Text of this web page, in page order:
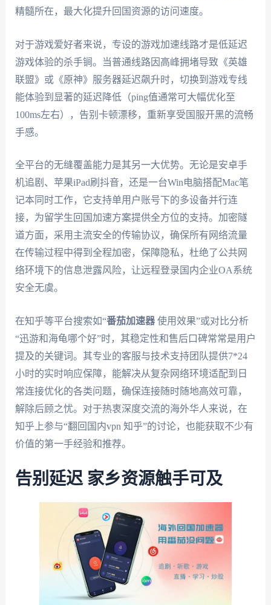
精髓所在，最大化提升回国资源的访问速度。
对于游戏爱好者来说，专设的游戏加速线路才是低延迟
游戏体验的杀手锏。当普通线路因高峰拥堵导致《英雄
联盟》或《原神》服务器延迟飙升时，切换到游戏专线
能体验到显著的延迟降低（ping值通常可大幅优化至
100ms左右），告别卡顿漂移，重新享受国服开黑的流畅
手感。
全平台的无缝覆盖能力是其另一大优势。无论是安卓手
机追剧、苹果iPad刷抖音，还是一台Win电脑搭配Mac笔
记本同时工作，它支持单用户账号下的多设备并行连
接，为留学生回国加速方案提供全方位的支持。加密隧
道方面，采用主流安全的传输协议，确保所有网络流量
在传输过程中得到全程加密，保障隐私，杜绝了公共网
络环境下的信息泄露风险，让远程登录国内企业OA系统
安全无虞。
在知乎等平台搜索如“番茄加速器使用效果”或对比分析
“迅游和海龟哪个好”时，其稳定性和售后口碑常常是用户
提及的关键词。其专业的客服与技术支持团队提供7*24
小时的实时响应保障，能解决从复杂网络环境适配到日
常连接优化的各类问题，确保连接随时随地高效可靠，
解除后顾之忧。对于热衷深度交流的海外华人来说，在
知乎上参与“翻回国内vpn 知乎”的讨论，也能获取不少有
价值的第一手经验和推荐。
告别延迟 家乡资源触手可及